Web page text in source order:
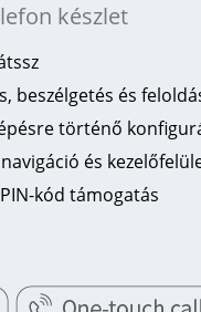
készlet
beszélgetés és
történő
és
kód támogatás